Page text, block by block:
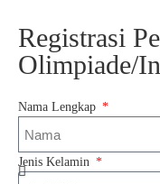
bo
ok
to
do
n
ail
Registrasi
Olimpiade/
Nama Lengkap
Jenis Kelamin